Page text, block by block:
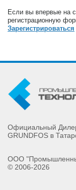
Если вы впервые на
регистрационную
Зарегистрироваться
Официальный
GRUNDFOS в
ООО
© 2006-2026